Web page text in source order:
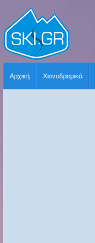
Αρχική Χιονοδρομικά